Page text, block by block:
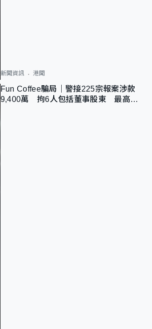
新聞資訊 港聞
Fun Coffee騙局｜警接225宗報案涉款
9,400萬 拘6人包括董事股東 最高金